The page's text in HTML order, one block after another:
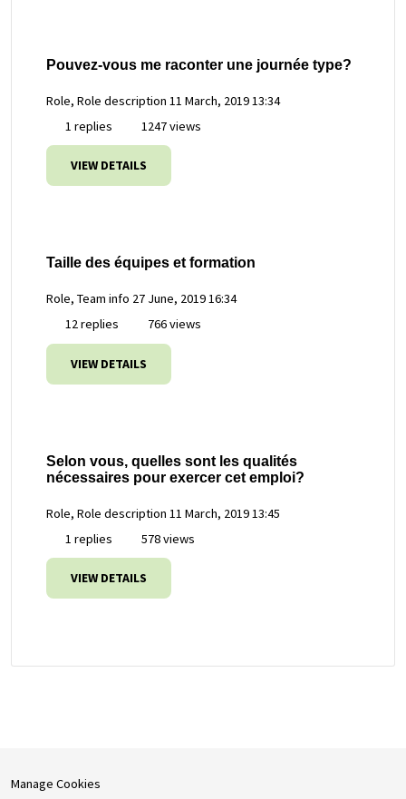
Pouvez-vous me raconter une journée type?
Role, Role description 11 March, 2019 13:34
1 replies
1247 views
VIEW DETAILS
Taille des équipes et formation
Role, Team info 27 June, 2019 16:34
12 replies
766 views
VIEW DETAILS
Selon vous, quelles sont les qualités
nécessaires pour exercer cet emploi?
Role, Role description 11 March, 2019 13:45
1 replies
578 views
VIEW DETAILS
Manage Cookies